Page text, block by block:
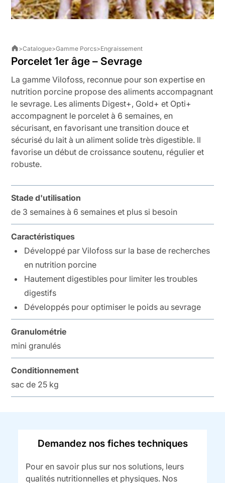
>Catalogue>Gamme Porcs>Engraissement
Porcelet 1er âge – Sevrage
La gamme Vilofoss, reconnue pour son expertise en
nutrition porcine propose des aliments accompagnant
le sevrage. Les aliments Digest+, Gold+ et Opti+
accompagnent le porcelet à 6 semaines, en
sécurisant, en favorisant une transition douce et
sécurisé du lait à un aliment solide très digestible. Il
favorise un début de croissance soutenu, régulier et
robuste.
Stade d'utilisation
de 3 semaines à 6 semaines et plus si besoin
Caractéristiques
Développé par Vilofoss sur la base de recherches
en nutrition porcine
Hautement digestibles pour limiter les troubles
digestifs
Développés pour optimiser le poids au sevrage
Granulométrie
mini granulés
Conditionnement
sac de 25 kg
Demandez nos fiches techniques
Pour en savoir plus sur nos solutions, leurs
qualités nutritionnelles et physiques. Nos